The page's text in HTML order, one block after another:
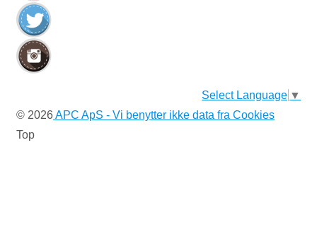
Select Language ▼
© 2026APC ApS - Vi benytter ikke data fra Cookies
Top